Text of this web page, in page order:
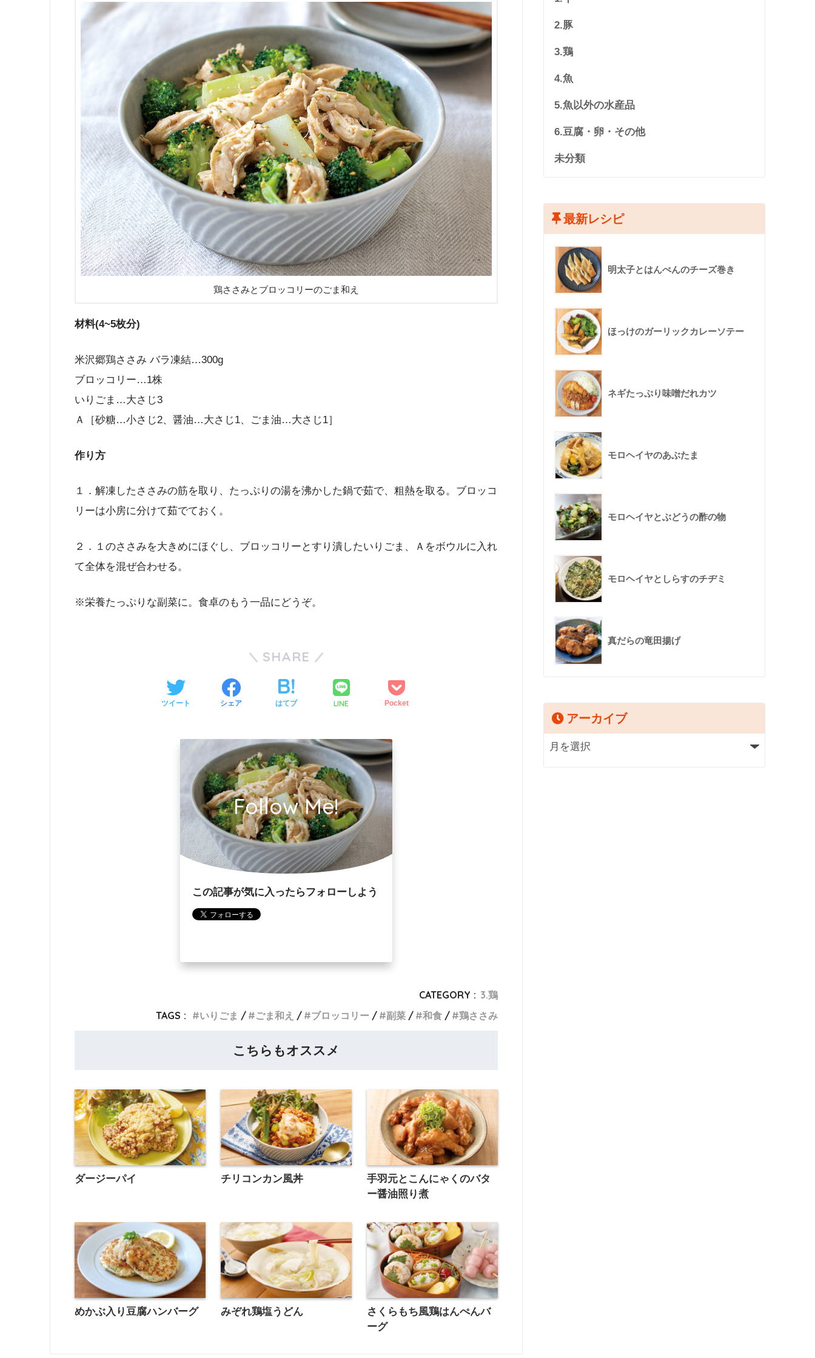
鶏ささみとブロッコリーのごま和え
材料(4~5枚分)
米沢郷鶏ささみ バラ凍結…300g
ブロッコリー…1株
いりごま…大さじ3
Ａ［砂糖…小さじ2、醤油…大さじ1、ごま油…大さじ1］
作り方
１．解凍したささみの筋を取り、たっぷりの湯を沸かした鍋で茹で、粗熱を取る。ブロッコ
リーは小房に分けて茹でておく。
２．１のささみを大きめにほぐし、ブロッコリーとすり潰したいりごま、Ａをボウルに入れ
て全体を混ぜ合わせる。
※栄養たっぷりな副菜に。食卓のもう一品にどうぞ。
SHARE
ツイート シェア はてブ LINE Pocket
Follow Me!
この記事が気に入ったらフォローしよう
CATEGORY : 3.鶏
TAGS :
いりごま ごま和え ブロッコリー 副菜 和食 鶏ささみ
こちらもオススメ
ダージーパイ チリコンカン風丼
手羽元とこんにゃくのバタ
ー醤油照り煮
めかぶ入り豆腐ハンバーグ みぞれ鶏塩うどん
さくらもち風鶏はんぺんバ
ーグ
2.豚
3.鶏
4.魚
5.魚以外の水産品
6.豆腐・卵・その他
未分類
最新レシピ
明太子とはんぺんのチーズ巻き
ほっけのガーリックカレーソテー
ネギたっぷり味噌だれカツ
モロヘイヤのあぶたま
モロヘイヤとぶどうの酢の物
モロヘイヤとしらすのチヂミ
真だらの竜田揚げ
アーカイブ